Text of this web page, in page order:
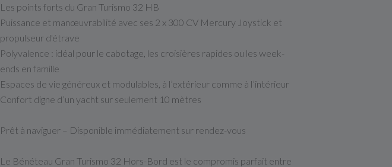
Les points forts du Gran Turismo 32 HB
Puissance et manœuvrabilité avec ses 2 x 300 CV Mercury Joystick et
propulseur d'étrave
Polyvalence : idéal pour le cabotage, les croisières rapides ou les week-
ends en famille
Espaces de vie généreux et modulables, à l’extérieur comme à l’intérieur
Confort digne d’un yacht sur seulement 10 mètres
Prêt à naviguer – Disponible immédiatement sur rendez-vous
Le Bénéteau Gran Turismo 32 Hors-Bord est le compromis parfait entre